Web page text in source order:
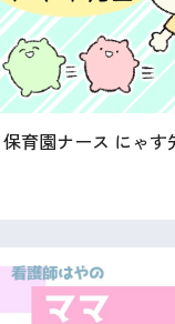
保育園ナース にゃす